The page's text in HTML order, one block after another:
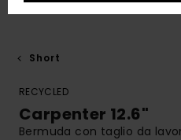
Short
RECYCLED
Carpenter 12.6"
Bermuda con taglio da